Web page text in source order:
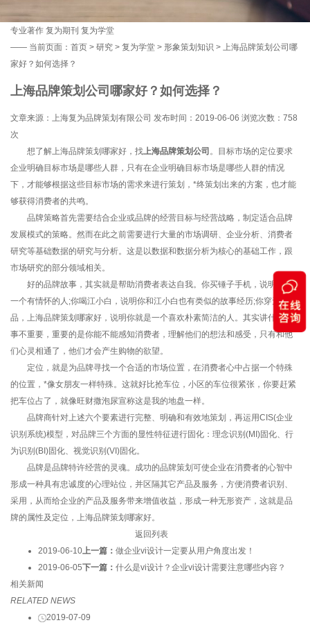
专业著作 复为期刊 复为学堂
—— 当前页面： 首页 > 研究 > 复为学堂 > 形象策划知识 > 上海品牌策划公司哪
家好？如何选择？
上海品牌策划公司哪家好？如何选择？
文章来源：上海复为品牌策划有限公司 发布时间：2019-06-06 浏览次数： 758
次
想了解上海品牌策划哪家好，找上海品牌策划公司 。目标市场的定位要求
企业明确目标市场是哪些人群，只有在企业明确目标市场是哪些人群的情况
下，才能够根据这些目标市场的需求来进行策划，*终策划出来的方案，也才能
够获得消费者的共鸣。
品牌策略首先需要结合企业或品牌的经营目标与经营战略，制定适合品牌
发展模式的策略。然而在此之前需要进行大量的市场调研、企业分析、消费者
研究等基础数据的研究与分析。这是以数据和数据分析为核心的基础工作，跟
市场研究的部分领域相关。
好的品牌故事，其实就是帮助消费者表达自我。你买锤子手机，说明你是
一个有情怀的人;你喝江小白，说明你和江小白也有类似的故事经历;你穿无印良
品，上海品牌策划哪家好，说明你就是一个喜欢朴素简洁的人。其实讲什么故
事不重要，重要的是你能不能感知消费者，理解他们的想法和感受，只有和他
们心灵相通了，他们才会产生购物的欲望。
定位，就是为品牌寻找一个合适的市场位置，在消费者心中占据一个特殊
的位置，*像女朋友一样特殊。这就好比抢车位，小区的车位很紧张，你要赶紧
把车位占了，就像旺财撒泡尿宣称这是我的地盘一样。
品牌商针对上述六个要素进行完整、明确和有效地策划，再运用CIS(企业
识别系统)模型，对品牌三个方面的显性特征进行固化：理念识别(MI)固化、行
为识别(BI)固化、视觉识别(VI)固化。
品牌是品牌特许经营的灵魂。成功的品牌策划可使企业在消费者的心智中
形成一种具有忠诚度的心理站位，并区隔其它产品及服务，方便消费者识别、
采用，从而给企业的产品及服务带来增值收益，形成一种无形资产，这就是品
牌的属性及定位，上海品牌策划哪家好。
返回列表
2019-06-10上一篇： 做企业vi设计一定要从用户角度出发！
2019-06-05下一篇： 什么是vi设计？企业vi设计需要注意哪些内容？
相关新闻
RELATED NEWS
2019-07-09